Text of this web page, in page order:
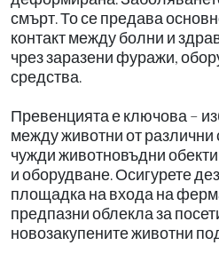
смърт. То се предава
контакт между болни и
чрез заразени фуражи,
средства.
Превенцията е ключова –
между животни от
чужди животновъдни
и оборудване. Осигурете
площадка на входа на
предпазни облекла за
новозакупените животни